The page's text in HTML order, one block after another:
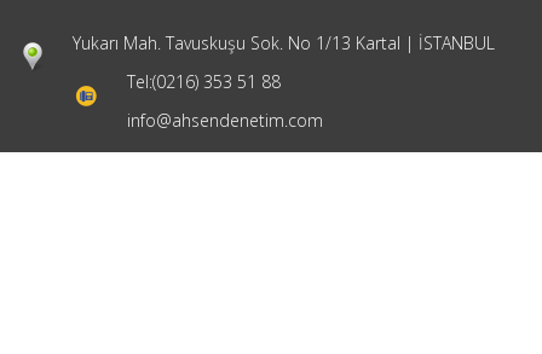
Yukarı Mah. Tavuskuşu Sok. No 1/13 Kartal | İSTANBUL
Tel:(0216) 353 51 88
info@ahsendenetim.com